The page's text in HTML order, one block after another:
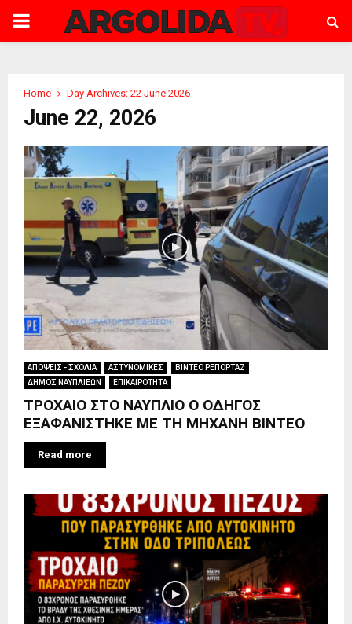
PRIMARY
Home Day Archives: 22 June 2026
June 22, 2026
ΑΠΟΨΕΙΣ - ΣΧΟΛΙΑ ΑΣΤΥΝΟΜΙΚΕΣ
ΒΙΝΤΕΟ ΡΕΠΟΡΤΑΖ
ΔΗΜΟΣ ΝΑΥΠΛΙΕΩΝ
ΕΠΙΚΑΙΡΟΤΗΤΑ
ΤΡΟΧΑΙΟ ΣΤΟ ΝΑΥΠΛΙΟ Ο ΟΔΗΓΟΣ
ΕΞΑΦΑΝΙΣΤΗΚΕ ΜΕ ΤΗ ΜΗΧΑΝΗ ΒΙΝΤΕΟ
Read more